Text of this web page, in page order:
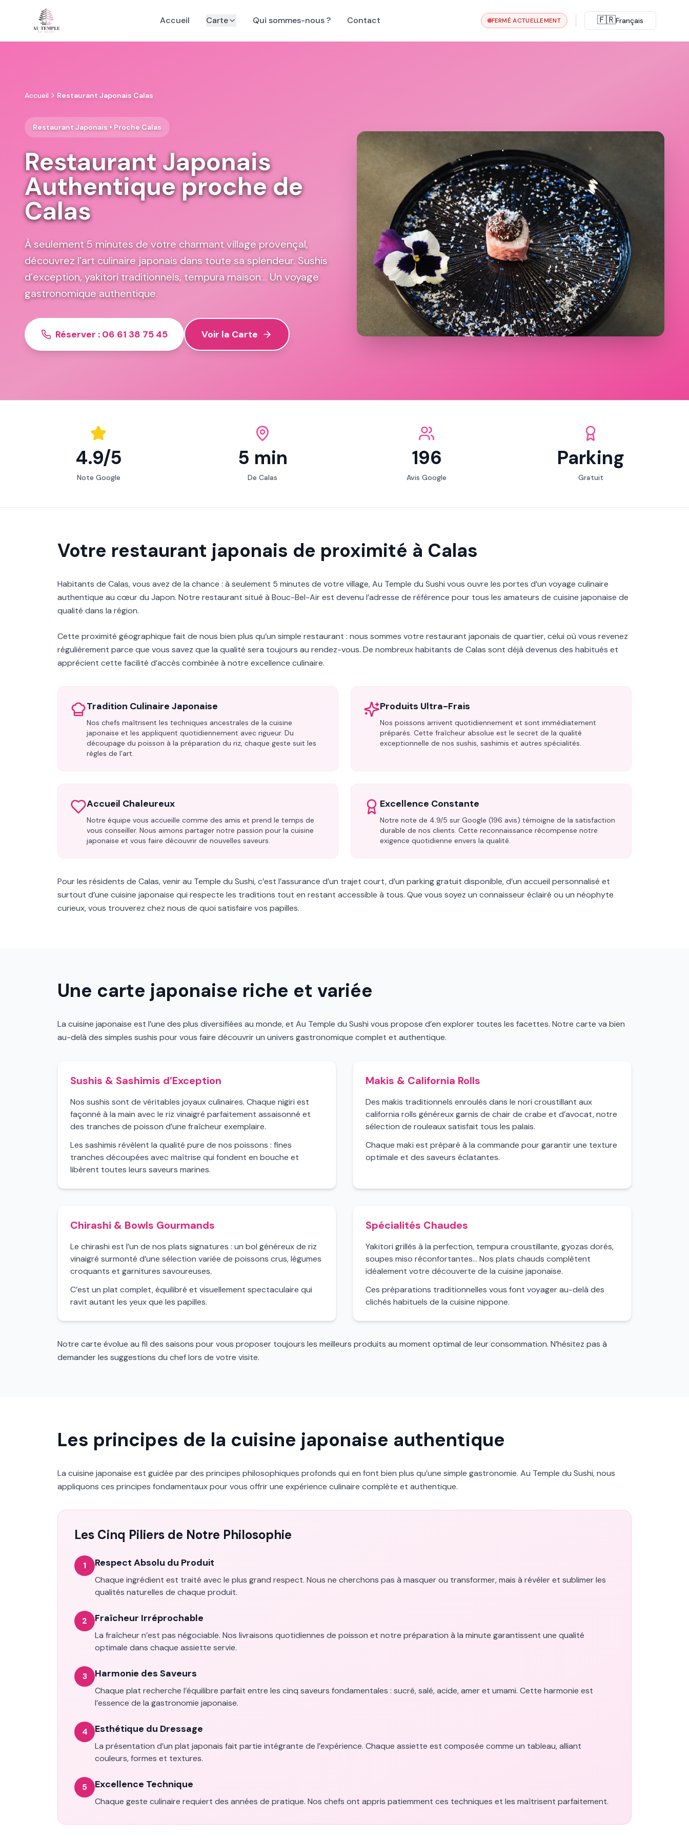
Accueil Carte Qui sommes-nous ? Contact FERMÉ ACTUELLEMENT 🇫🇷Français
Accueil Restaurant Japonais Calas
Restaurant Japonais • Proche Calas
Restaurant Japonais
Authentique proche de
Calas
À seulement 5 minutes de votre charmant village provençal,
découvrez l’art culinaire japonais dans toute sa splendeur. Sushis
d’exception, yakitori traditionnels, tempura maison... Un voyage
gastronomique authentique.
Réserver : 06 61 38 75 45 Voir la Carte
4.9/5
Note Google
5 min
De Calas
196
Avis Google
Parking
Gratuit
Votre restaurant japonais de proximité à Calas
Habitants de Calas, vous avez de la chance : à seulement 5 minutes de votre village, Au Temple du Sushi vous ouvre les portes d’un voyage culinaire
authentique au cœur du Japon. Notre restaurant situé à Bouc-Bel-Air est devenu l’adresse de référence pour tous les amateurs de cuisine japonaise de
qualité dans la région.
Cette proximité géographique fait de nous bien plus qu’un simple restaurant : nous sommes votre restaurant japonais de quartier, celui où vous revenez
régulièrement parce que vous savez que la qualité sera toujours au rendez-vous. De nombreux habitants de Calas sont déjà devenus des habitués et
apprécient cette facilité d’accès combinée à notre excellence culinaire.
Tradition Culinaire Japonaise
Nos chefs maîtrisent les techniques ancestrales de la cuisine
japonaise et les appliquent quotidiennement avec rigueur. Du
découpage du poisson à la préparation du riz, chaque geste suit les
règles de l’art.
Produits Ultra-Frais
Nos poissons arrivent quotidiennement et sont immédiatement
préparés. Cette fraîcheur absolue est le secret de la qualité
exceptionnelle de nos sushis, sashimis et autres spécialités.
Accueil Chaleureux
Notre équipe vous accueille comme des amis et prend le temps de
vous conseiller. Nous aimons partager notre passion pour la cuisine
japonaise et vous faire découvrir de nouvelles saveurs.
Excellence Constante
Notre note de 4.9/5 sur Google (196 avis) témoigne de la satisfaction
durable de nos clients. Cette reconnaissance récompense notre
exigence quotidienne envers la qualité.
Pour les résidents de Calas, venir au Temple du Sushi, c’est l’assurance d’un trajet court, d’un parking gratuit disponible, d’un accueil personnalisé et
surtout d’une cuisine japonaise qui respecte les traditions tout en restant accessible à tous. Que vous soyez un connaisseur éclairé ou un néophyte
curieux, vous trouverez chez nous de quoi satisfaire vos papilles.
Une carte japonaise riche et variée
La cuisine japonaise est l’une des plus diversifiées au monde, et Au Temple du Sushi vous propose d’en explorer toutes les facettes. Notre carte va bien
au-delà des simples sushis pour vous faire découvrir un univers gastronomique complet et authentique.
Sushis & Sashimis d’Exception
Nos sushis sont de véritables joyaux culinaires. Chaque nigiri est
façonné à la main avec le riz vinaigré parfaitement assaisonné et
des tranches de poisson d’une fraîcheur exemplaire.
Les sashimis révèlent la qualité pure de nos poissons : fines
tranches découpées avec maîtrise qui fondent en bouche et
libèrent toutes leurs saveurs marines.
Makis & California Rolls
Des makis traditionnels enroulés dans le nori croustillant aux
california rolls généreux garnis de chair de crabe et d’avocat, notre
sélection de rouleaux satisfait tous les palais.
Chaque maki est préparé à la commande pour garantir une texture
optimale et des saveurs éclatantes.
Chirashi & Bowls Gourmands
Le chirashi est l’un de nos plats signatures : un bol généreux de riz
vinaigré surmonté d’une sélection variée de poissons crus, légumes
croquants et garnitures savoureuses.
C’est un plat complet, équilibré et visuellement spectaculaire qui
ravit autant les yeux que les papilles.
Spécialités Chaudes
Yakitori grillés à la perfection, tempura croustillante, gyozas dorés,
soupes miso réconfortantes... Nos plats chauds complètent
idéalement votre découverte de la cuisine japonaise.
Ces préparations traditionnelles vous font voyager au-delà des
clichés habituels de la cuisine nippone.
Notre carte évolue au fil des saisons pour vous proposer toujours les meilleurs produits au moment optimal de leur consommation. N’hésitez pas à
demander les suggestions du chef lors de votre visite.
Les principes de la cuisine japonaise authentique
La cuisine japonaise est guidée par des principes philosophiques profonds qui en font bien plus qu’une simple gastronomie. Au Temple du Sushi, nous
appliquons ces principes fondamentaux pour vous offrir une expérience culinaire complète et authentique.
Les Cinq Piliers de Notre Philosophie
1 Respect Absolu du Produit
Chaque ingrédient est traité avec le plus grand respect. Nous ne cherchons pas à masquer ou transformer, mais à révéler et sublimer les
qualités naturelles de chaque produit.
2 Fraîcheur Irréprochable
La fraîcheur n’est pas négociable. Nos livraisons quotidiennes de poisson et notre préparation à la minute garantissent une qualité
optimale dans chaque assiette servie.
3 Harmonie des Saveurs
Chaque plat recherche l’équilibre parfait entre les cinq saveurs fondamentales : sucré, salé, acide, amer et umami. Cette harmonie est
l’essence de la gastronomie japonaise.
4 Esthétique du Dressage
La présentation d’un plat japonais fait partie intégrante de l’expérience. Chaque assiette est composée comme un tableau, alliant
couleurs, formes et textures.
5 Excellence Technique
Chaque geste culinaire requiert des années de pratique. Nos chefs ont appris patiemment ces techniques et les maîtrisent parfaitement.